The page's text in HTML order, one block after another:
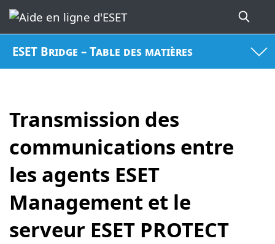
ESET Bridge – Table des matières
Transmission des
communications entre
les agents ESET
Management et le
serveur ESET PROTECT